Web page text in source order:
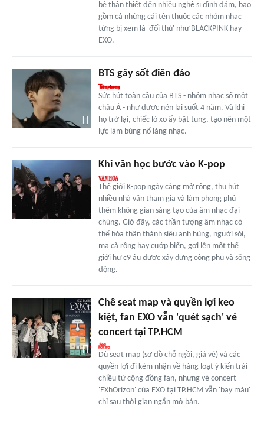
bè thân thiết đến nhiều nghệ sĩ đình đám, bao
gồm cả những cái tên thuộc các nhóm nhạc
từng bị xem là 'đối thủ' như BLACKPINK hay
EXO.
BTS gây sốt điên đảo
Sức hút toàn cầu của BTS - nhóm nhạc số một
châu Á - như được nén lại suốt 4 năm. Và khi
họ trở lại, chiếc lò xo ấy bật tung, tạo nên một
lực làm bùng nổ làng nhạc.
Khi văn học bước vào K-pop
Thế giới K-pop ngày càng mở rộng, thu hút
nhiều nhà văn tham gia và làm phong phú
thêm không gian sáng tạo của âm nhạc đại
chúng. Giờ đây, các thần tượng âm nhạc có
thể hóa thân thành siêu anh hùng, người sói,
ma cà rồng hay cướp biển, gợi lên một thế
giới hư c9 ấu được xây dựng công phu và sống
động.
Chê seat map và quyền lợi keo
kiệt, fan EXO vẫn 'quét sạch' vé
concert tại TP.HCM
Dù seat map (sơ đồ chỗ ngồi, giá vé) và các
quyền lợi đi kèm nhận về hàng loạt ý kiến trái
chiều từ cộng đồng fan, nhưng vé concert
'EXhOrizon' của EXO tại TP.HCM vẫn 'bay màu'
chỉ sau thời gian ngắn mở bán.